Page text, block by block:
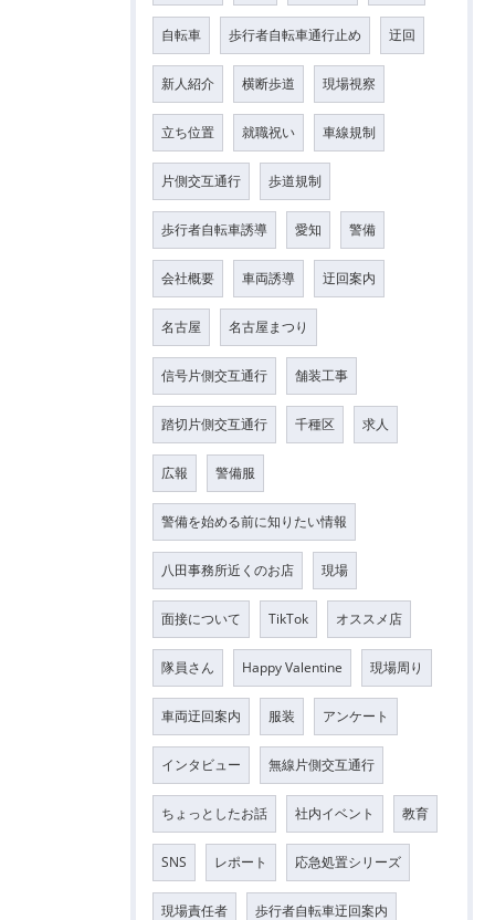
自転車 歩行者自転車通行止め 迂回
新人紹介 横断歩道 現場視察
立ち位置 就職祝い 車線規制
片側交互通行 歩道規制
歩行者自転車誘導 愛知 警備
会社概要 車両誘導 迂回案内
名古屋 名古屋まつり
信号片側交互通行 舗装工事
踏切片側交互通行 千種区 求人
広報 警備服
警備を始める前に知りたい情報
八田事務所近くのお店 現場
面接について TikTok オススメ店
隊員さん Happy Valentine 現場周り
車両迂回案内 服装 アンケート
インタビュー 無線片側交互通行
ちょっとしたお話 社内イベント 教育
SNS レポート 応急処置シリーズ
現場責任者 歩行者自転車迂回案内